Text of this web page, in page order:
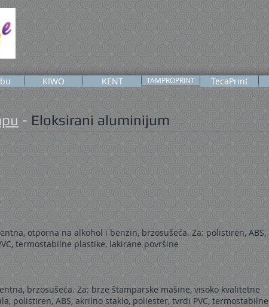
KIWO KENT TAMPROPRINT TecaPrint
- Eloksirani aluminijum
otporna na alkohol i benzin, brzosušeća. Za: polistiren, ABS,
termostabilne plastike, lakirane površine
brzosušeća. Za: brze štamparske mašine, visoko kvalitetne
polistiren, ABS, akrilno staklo, poliester, tvrdi PVC, termostabilne